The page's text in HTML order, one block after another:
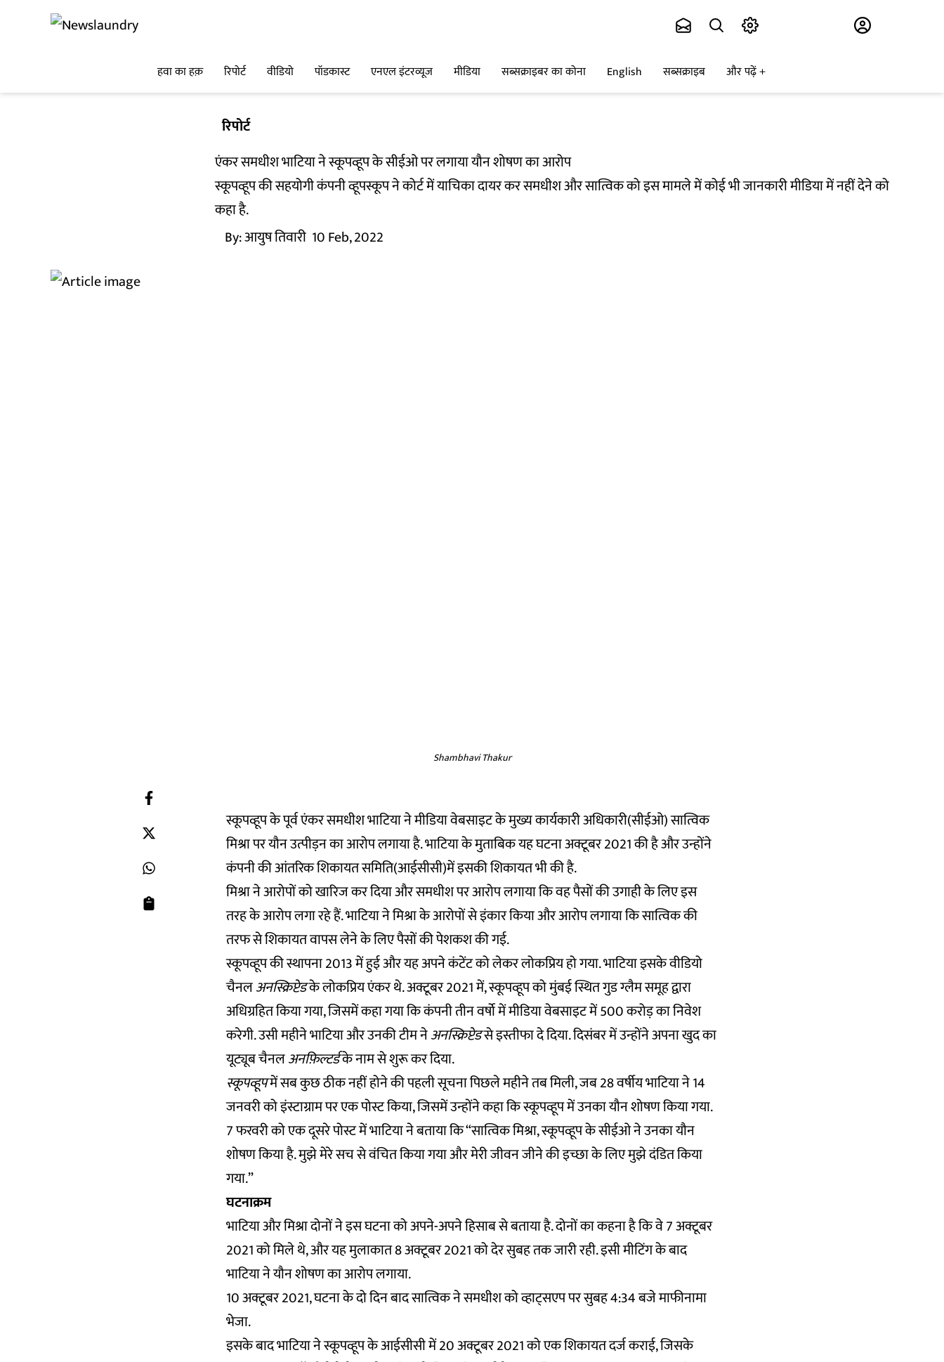
हवा का हक़ रिपोर्ट वीडियो पॉडकास्ट एनएल इंटरव्यूज मीडिया सब्सक्राइबर का कोना English सब्सक्राइब और पढ़ें
रिपोर्ट
एंकर समधीश भाटिया ने स्कूपव्हूप के सीईओ पर लगाया यौन शोषण का आरोप
स्कूपव्हूप की सहयोगी कंपनी व्हूपस्कूप ने कोर्ट में याचिका दायर कर समधीश और सात्विक को इस मामले में कोई भी जानकारी मीडिया में नहीं देने को
कहा है.
By:आयुष तिवारी 10 Feb, 2022
Shambhavi Thakur
स्कूपव्हूप के पूर्व एंकर समधीश भाटिया ने मीडिया वेबसाइट के मुख्य कार्यकारी अधिकारी(सीईओ) सात्विक
मिश्रा पर यौन उत्पीड़न का आरोप लगाया है. भाटिया के मुताबिक यह घटना अक्टूबर 2021 की है और उन्होंने
कंपनी की आंतरिक शिकायत समिति(आईसीसी)में इसकी शिकायत भी की है.
मिश्रा ने आरोपों को खारिज कर दिया और समधीश पर आरोप लगाया कि वह पैसों की उगाही के लिए इस
तरह के आरोप लगा रहे हैं. भाटिया ने मिश्रा के आरोपों से इंकार किया और आरोप लगाया कि सात्विक की
तरफ से शिकायत वापस लेने के लिए पैसों की पेशकश की गई.
स्कूपव्हूप की स्थापना 2013 में हुई और यह अपने कंटेंट को लेकर लोकप्रिय हो गया. भाटिया इसके वीडियो
चैनलअनस्क्रिप्टेडके लोकप्रिय एंकर थे. अक्टूबर 2021 में, स्कूपव्हूप को मुंबई स्थित गुड ग्लैम समूह द्वारा
अधिग्रहित किया गया, जिसमें कहा गया कि कंपनी तीन वर्षो में मीडिया वेबसाइट में 500 करोड़ का निवेश
करेगी. उसी महीने भाटिया और उनकी टीम नेअनस्क्रिप्टेडसे इस्तीफा दे दिया. दिसंबर में उन्होंने अपना खुद का
यूट्यूब चैनलअनफ़िल्टर्डके नाम से शुरू कर दिया.
स्कूपव्हूपमें सब कुछ ठीक नहीं होने की पहली सूचना पिछले महीने तब मिली, जब 28 वर्षीय भाटिया ने 14
जनवरी को इंस्टाग्राम पर एक पोस्ट किया, जिसमें उन्होंने कहा कि स्कूपव्हूप में उनका यौन शोषण किया गया.
7 फरवरी को एक दूसरे पोस्ट में भाटिया ने बताया कि “सात्विक मिश्रा, स्कूपव्हूप के सीईओ ने उनका यौन
शोषण किया है. मुझे मेरे सच से वंचित किया गया और मेरी जीवन जीने की इच्छा के लिए मुझे दंडित किया
गया.”
घटनाक्रम
भाटिया और मिश्रा दोनों ने इस घटना को अपने-अपने हिसाब से बताया है. दोनों का कहना है कि वे 7 अक्टूबर
2021 को मिले थे, और यह मुलाकात 8 अक्टूबर 2021 को देर सुबह तक जारी रही. इसी मीटिंग के बाद
भाटिया ने यौन शोषण का आरोप लगाया.
10 अक्टूबर 2021, घटना के दो दिन बाद सात्विक ने समधीश को व्हाट्सएप पर सुबह 4:34 बजे माफीनामा
भेजा.
इसके बाद भाटिया ने स्कूपव्हूप के आईसीसी में 20 अक्टूबर 2021 को एक शिकायत दर्ज कराई, जिसके